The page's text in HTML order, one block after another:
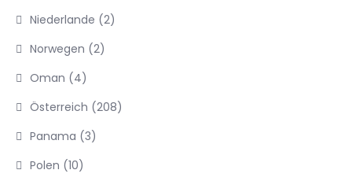
Niederlande (2)
Norwegen (2)
Oman (4)
Österreich (208)
Panama (3)
Polen (10)